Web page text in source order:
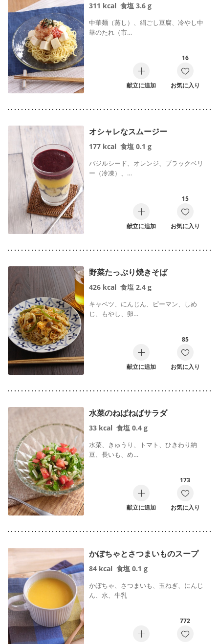
311 kcal 食塩 3.6 g
中華麺（蒸し）、絹ごし豆腐、冷やし中
華のたれ（市…
献立に追加
16
お気に入り
オシャレなスムージー
177 kcal 食塩 0.1 g
バジルシード、オレンジ、ブラックベリ
ー（冷凍）、…
献立に追加
15
お気に入り
野菜たっぷり焼きそば
426 kcal 食塩 2.4 g
キャベツ、にんじん、ピーマン、しめ
じ、もやし、卵…
献立に追加
85
お気に入り
水菜のねばねばサラダ
33 kcal 食塩 0.4 g
水菜、きゅうり、トマト、ひきわり納
豆、長いも、め…
献立に追加
173
お気に入り
かぼちゃとさつまいものスープ
84 kcal 食塩 0.1 g
かぼちゃ、さつまいも、玉ねぎ、にんじ
ん、水、牛乳
772